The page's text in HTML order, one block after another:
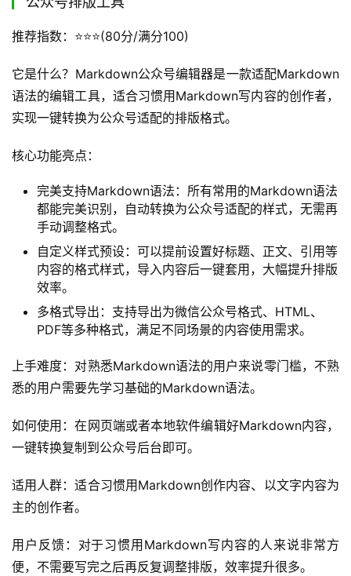
推荐指数：⭐️⭐️⭐️(80分/满分100)
它是什么？Markdown公众号编辑器是一款适配Markdown
语法的编辑工具，适合习惯用Markdown写内容的创作者，
实现一键转换为公众号适配的排版格式。
核心功能亮点：
完美支持Markdown语法：所有常用的Markdown语法
都能完美识别，自动转换为公众号适配的样式，无需再
手动调整格式。
自定义样式预设：可以提前设置好标题、正文、引用等
内容的格式样式，导入内容后一键套用，大幅提升排版
效率。
多格式导出：支持导出为微信公众号格式、HTML、
PDF等多种格式，满足不同场景的内容使用需求。
上手难度：对熟悉Markdown语法的用户来说零门槛，不熟
悉的用户需要先学习基础的Markdown语法。
如何使用：在网页端或者本地软件编辑好Markdown内容，
一键转换复制到公众号后台即可。
适用人群：适合习惯用Markdown创作内容、以文字内容为
主的创作者。
用户反馈：对于习惯用Markdown写内容的人来说非常方
便，不需要写完之后再反复调整排版，效率提升很多。